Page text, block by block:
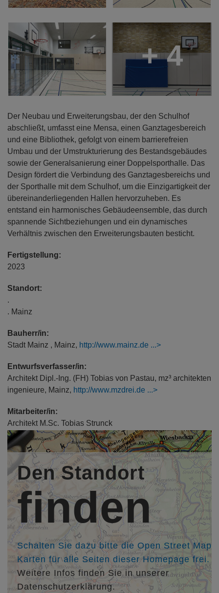
+ 4
Der Neubau und Erweiterungsbau, der den Schulhof
abschließt, umfasst eine Mensa, einen Ganztagesbereich
und eine Bibliothek, gefolgt von einem barrierefreien
Umbau und der Umstrukturierung des Bestandsgebäudes
sowie der Generalsanierung einer Doppelsporthalle. Das
Design fördert die Verbindung des Ganztagesbereichs und
der Sporthalle mit dem Schulhof, um die Einzigartigkeit der
übereinanderliegenden Hallen hervorzuheben. Es
entstand ein harmonisches Gebäudeensemble, das durch
spannende Sichtbeziehungen und ein dynamisches
Verhältnis zwischen den Erweiterungsbauten besticht.
Fertigstellung:
2023
Standort:
.
. Mainz
Bauherr/in:
Stadt Mainz , Mainz, http://www.mainz.de
Entwurfsverfasser/in:
Architekt Dipl.-Ing. (FH) Tobias von Pastau, mz³ architekten
ingenieure, Mainz, http://www.mzdrei.de
Mitarbeiter/in:
Architekt M.Sc. Tobias Strunck
Architektin M.Sc. Anna Schuchardt
M.Sc. Shakib Altarakjie
Kollegen/in:
Landschaftsarchitekt Hartmut Raible,
RAIBLE.LandschaftsArchitekten + Ingenieure AKRP /
DGGL, Mainz,http://www.raible-
landschaftsarchitekten.de
Freier Architekt Kay-Uwe Schreiber, Architekturbüro
plantek-mainz, Mainz
Den Standort
finden
Schalten Sie dazu bitte die Open Street Map
Karten für alle Seiten dieser Homepage frei.
Weitere Infos finden Sie in unserer
Datenschutzerklärung.